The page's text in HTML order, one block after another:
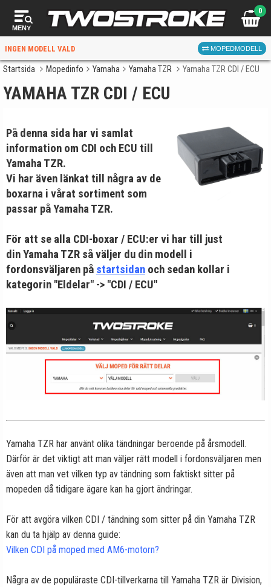
MENY
0
INGEN MODELL VALD MOPEDMODELL
VÄLJ MOPED FÖR RÄTT DELAR
och universella produkter.
Startsida Mopedinfo Yamaha Yamaha TZR Yamaha TZR CDI / ECU
YAMAHA TZR CDI / ECU
På denna sida har vi samlat
information om CDI och ECU till
Yamaha TZR.
Vi har även länkat till några av de
boxarna i vårat sortiment som
passar på Yamaha TZR.
För att se alla CDI-boxar / ECU:er vi har till just
din Yamaha TZR så väljer du din modell i
fordonsväljaren på startsidan och sedan kollar i
kategorin "Eldelar" -> "CDI / ECU"
Yamaha TZR har använt olika tändningar beroende på årsmodell.
Därför är det viktigt att man väljer rätt modell i fordonsväljaren men
även att man vet vilken typ av tändning som faktiskt sitter på
mopeden då tidigare ägare kan ha gjort ändringar.
För att avgöra vilken CDI / tändning som sitter på din Yamaha TZR
kan du ta hjälp av denna guide:
Vilken CDI på moped med AM6-motorn?
Några av de populäraste CDI-tillverkarna till Yamaha TZR är Division,